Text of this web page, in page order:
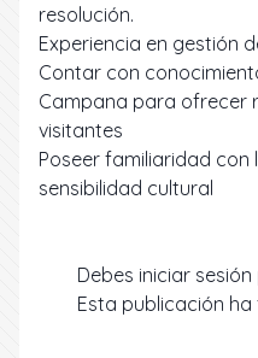
resolución.
Experiencia en gestión
Contar con
Campana para ofrecer
visitantes
Poseer familiaridad
Debes iniciar
Esta publicación ha